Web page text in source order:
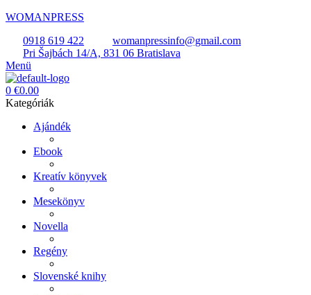
WOMANPRESS
0918 619 422
womanpressinfo@gmail.com
Pri Šajbách 14/A, 831 06 Bratislava
Menü
0 €0.00
Kategóriák
Ajándék
Ebook
Kreatív könyvek
Mesekönyv
Novella
Regény
Slovenské knihy